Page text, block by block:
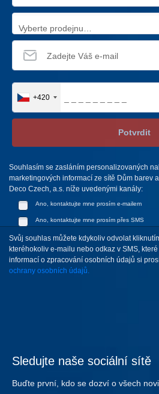
Vyberte prodejnu…
+420
Potvrdit
Souhlasím se zasláním personalizovaných
marketingových informací ze sítě Dům barev
Deco Czech, a.s. níže uvedenými kanály:
Ano, kontaktujte mne prosím e-mailem
Ano, kontaktujte mne prosím přes SMS
Svůj souhlas můžete kdykoliv odvolat
kteréhokoliv e-mailu nebo odkaz v SMS,
informací o zpracování osobních údajů si
ochrany osobních údajů.
Sledujte naše sociální sítě
Buďte první, kdo se dozví o všech